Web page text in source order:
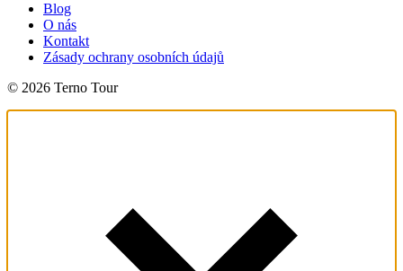
Blog
O nás
Kontakt
Zásady ochrany osobních údajů
© 2026 Terno Tour